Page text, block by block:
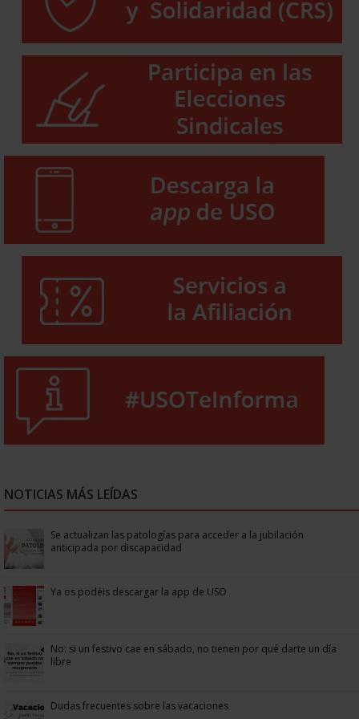
NOTICIAS MÁS LEÍDAS
Se actualizan las patologías para acceder a la jubilación
anticipada por discapacidad
Ya os podéis descargar la app de USO
No: si un festivo cae en sábado, no tienen por qué darte un día
libre
Dudas frecuentes sobre las vacaciones